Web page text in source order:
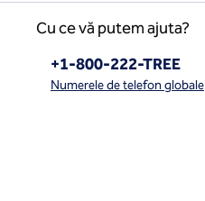
Cu ce vă putem ajuta?
Telefon:
+1-800-222-TREE
Numerele de telefon globale